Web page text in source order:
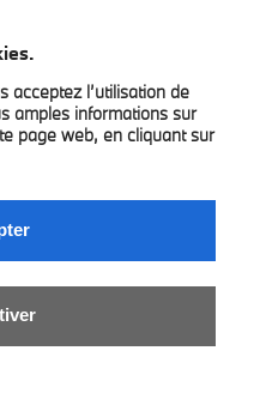
acceptez l’utilisation de
amples informations sur
page web, en cliquant sur
LEASE.
starting at €649/month,